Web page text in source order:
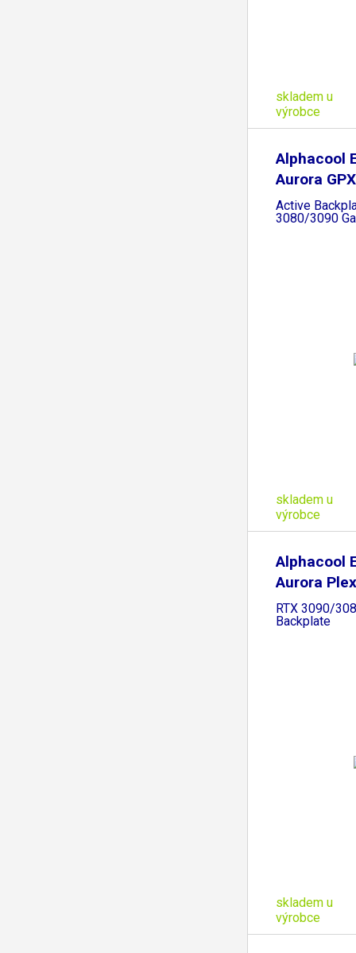
skladem u
výrobce
Alphacool
Aurora
Active
3080/3090
skladem u
výrobce
Alphacool
Aurora
RTX 3090/
Backplate
skladem u
výrobce